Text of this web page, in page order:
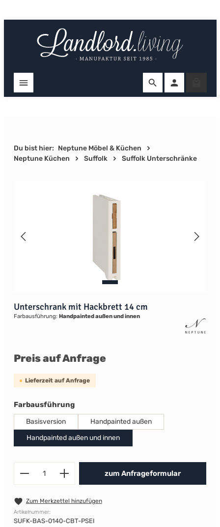
Du bist hier: Neptune Möbel & Küchen
Neptune Küchen
Suffolk Suffolk Unterschränke
Unterschrank mit Hackbrett 14 cm
Farbausführung: Handpainted außen und innen
Preis auf Anfrage
Lieferzeit auf Anfrage
Farbausführungauswählen
Basisversion
Handpainted außen
Handpainted außen und innen
Produkt Anzahl: Gib den
zum Anfrageformular
Zum Merkzettel hinzufügen
Artikelnummer:
SUFK-BAS-0140-CBT-PSEI